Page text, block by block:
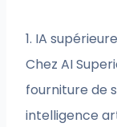
1. IA supérieure
Chez AI
fourniture de
intelligence